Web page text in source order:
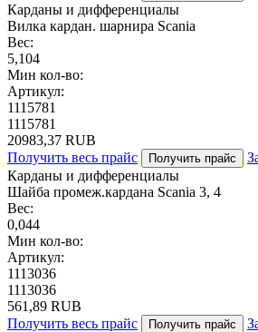
Карданы и дифференциалы
Вилка кардан. шарнира Scania
Вес:
5,104
Мин кол-во:
Артикул:
1115781
1115781
20983,37 RUB
Получить весь прайс
Получить прайс
Карданы и дифференциалы
Шайба промеж.кардана Scania 3, 4
Вес:
0,044
Мин кол-во:
Артикул:
1113036
1113036
561,89 RUB
Получить весь прайс
Получить прайс